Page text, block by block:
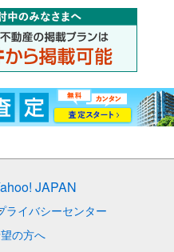
JAPAN
ライバシーセンター
の方へ